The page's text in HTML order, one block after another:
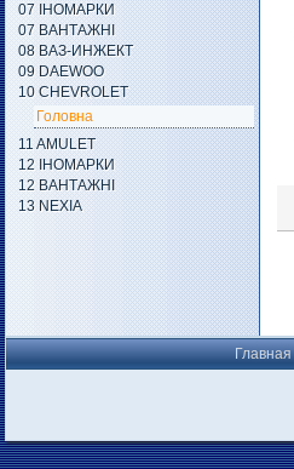
07 ІНОМАРКИ
07 ВАНТАЖНІ
08 ВАЗ-ИНЖЕКТ
09 DAEWOO
10 CHEVROLET
Головна
11 AMULET
12 ІНОМАРКИ
12 ВАНТАЖНІ
13 NEXIA
Главная